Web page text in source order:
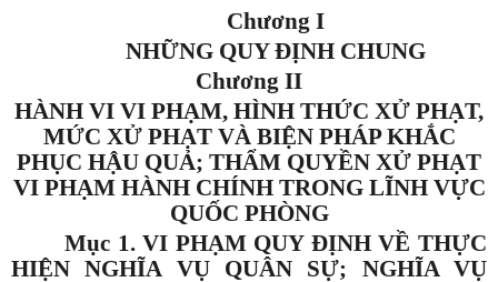
Chương I
NHỮNG QUY ĐỊNH CHUNG
Chương II
HÀNH VI VI PHẠM, HÌNH THỨC XỬ PHẠT,
MỨC XỬ PHẠT VÀ BIỆN PHÁP KHẮC
PHỤC HẬU QUẢ; THẨM QUYỀN XỬ PHẠT
VI PHẠM HÀNH CHÍNH TRONG LĨNH VỰC
QUỐC PHÒNG
Mục 1. VI PHẠM QUY ĐỊNH VỀ THỰC
HIỆN NGHĨA VỤ QUÂN SỰ; NGHĨA VỤ